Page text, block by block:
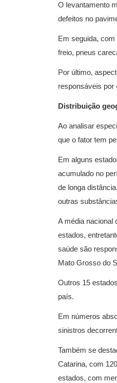
O levantamento
defeitos no
Em seguida,
freio, pneus
Por último,
responsáveis por
Distribuição
Ao analisar
que o fator tem
Em alguns
acumulado no
de longa
outras
A média nacional
estados,
saúde são
Mato Grosso do
Outros 15
país.
Em números
sinistros
Também se
Catarina, com
estados, com